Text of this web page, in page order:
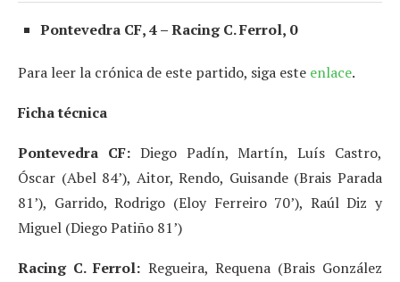
Pontevedra CF, 4 – Racing C. Ferrol, 0
Para leer la crónica de este partido, siga este enlace.
Ficha técnica
Pontevedra CF:Diego Padín, Martín, Luís Castro,
Óscar (Abel 84’), Aitor, Rendo, Guisande (Brais Parada
81’), Garrido, Rodrigo (Eloy Ferreiro 70’), Raúl Diz y
Miguel (Diego Patiño 81’)
Racing C. Ferrol: Regueira, Requena (Brais González